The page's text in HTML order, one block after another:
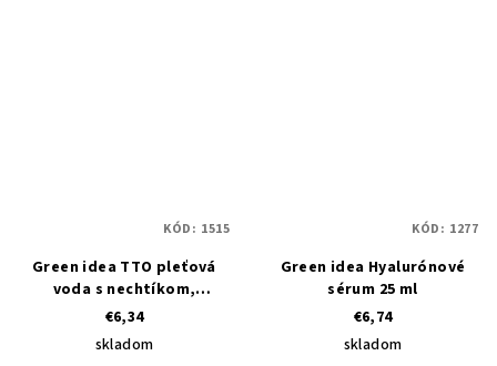
Green idea TTO pleťová
voda s nechtíkom,
pantenolom a zinkom 200
ml
€6,34
skladom
KÓD: 1515
Green idea Hyalurónové
sérum 25 ml
€6,74
skladom
KÓD: 1277